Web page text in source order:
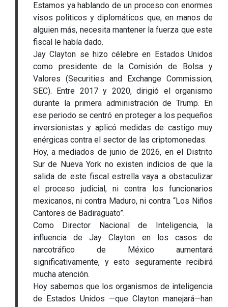
Estamos ya hablando de un proceso con enormes
visos politicos y diplomáticos que, en manos de
alguien más, necesita mantener la fuerza que este
fiscal le había dado.
Jay Clayton se hizo célebre en Estados Unidos
como presidente de la Comisión de Bolsa y
Valores (Securities and Exchange Commission,
SEC). Entre 2017 y 2020, dirigió el organismo
durante la primera administración de Trump. En
ese periodo se centró en proteger a los pequeños
inversionistas y aplicó medidas de castigo muy
enérgicas contra el sector de las criptomonedas.
Hoy, a mediados de junio de 2026, en el Distrito
Sur de Nueva York no existen indicios de que la
salida de este fiscal estrella vaya a obstaculizar
el proceso judicial, ni contra los funcionarios
mexicanos, ni contra Maduro, ni contra “Los Niños
Cantores de Badiraguato”.
Como Director Nacional de Inteligencia, la
influencia de Jay Clayton en los casos de
narcotráfico de México aumentará
significativamente, y esto seguramente recibirá
mucha atención.
Hoy sabemos que los organismos de inteligencia
de Estados Unidos —que Clayton manejará—han